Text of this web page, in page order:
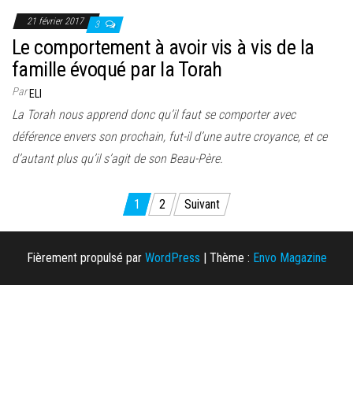
21 février 2017 3
Le comportement à avoir vis à vis de la
famille évoqué par la Torah
ParELI
La Torah nous apprend donc qu’il faut se comporter avec
déférence envers son prochain, fut-il d’une autre croyance, et ce
d’autant plus qu’il s’agit de son Beau-Père.
des
publications
1 2 Suivant
Fièrement propulsé par WordPress | Thème : Envo Magazine